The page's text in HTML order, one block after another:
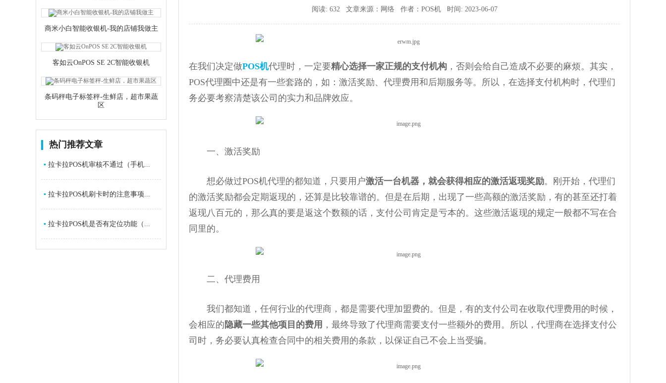
商米小白智能收银机-我的店铺我做主
客如云OnPOS SE 2C智能收银机
条码秤电子标签秤-生鲜店，超市果蔬
区
热门推荐文章
▪ 拉卡拉POS机审核不通过（手机...
▪ 拉卡拉POS机刷卡时的注意事项...
▪ 拉卡拉POS机是否有定位功能（...
阅读: 632 文章来源：网络 作者：POS机 时间: 2023-06-07
在我们决定做POS机代理时，一定要精心选择一家正规的支付机构 ，否则会给自己造成不必要的麻烦。其实，
POS代理圈中还是有一些套路的，如：激活奖励、代理费用和后期服务等。所以，在选择支付机构时，代理们
务必要考察清楚该公司的实力和品牌效应。
一、激活奖励
想必做过POS机代理的都知道，只要用户激活一台机器，就会获得相应的激活返现奖励。刚开始，代理们
的激活奖励都会定期返现的，还算是比较靠谱的。但是在后期，出现了一些高额的激活奖励，有的甚至还打着
返现八百元的，那么真的要是返这个数额的话，支付公司肯定是亏本的。这些激活返现的规定一般都不写在合
同里的。
二、代理费用
我们都知道，任何行业的代理商，都是需要代理加盟费的。但是，有的支付公司在收取代理费用的时候，
会相应的 隐藏一些其他项目的费用 ，最终导致了代理商需要支付一些额外的费用。所以，代理商在选择支付公
司时，务必要认真检查合同中的相关费用的条款，以保证自己不会上当受骗。